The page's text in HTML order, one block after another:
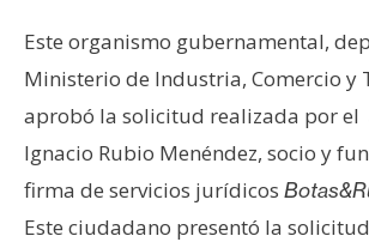
Este organismo gubernamental,
Ministerio de Industria, Comercio y
aprobó la solicitud realizada por el
Ignacio Rubio Menéndez, socio y
firma de servicios jurídicos
Este ciudadano presentó la